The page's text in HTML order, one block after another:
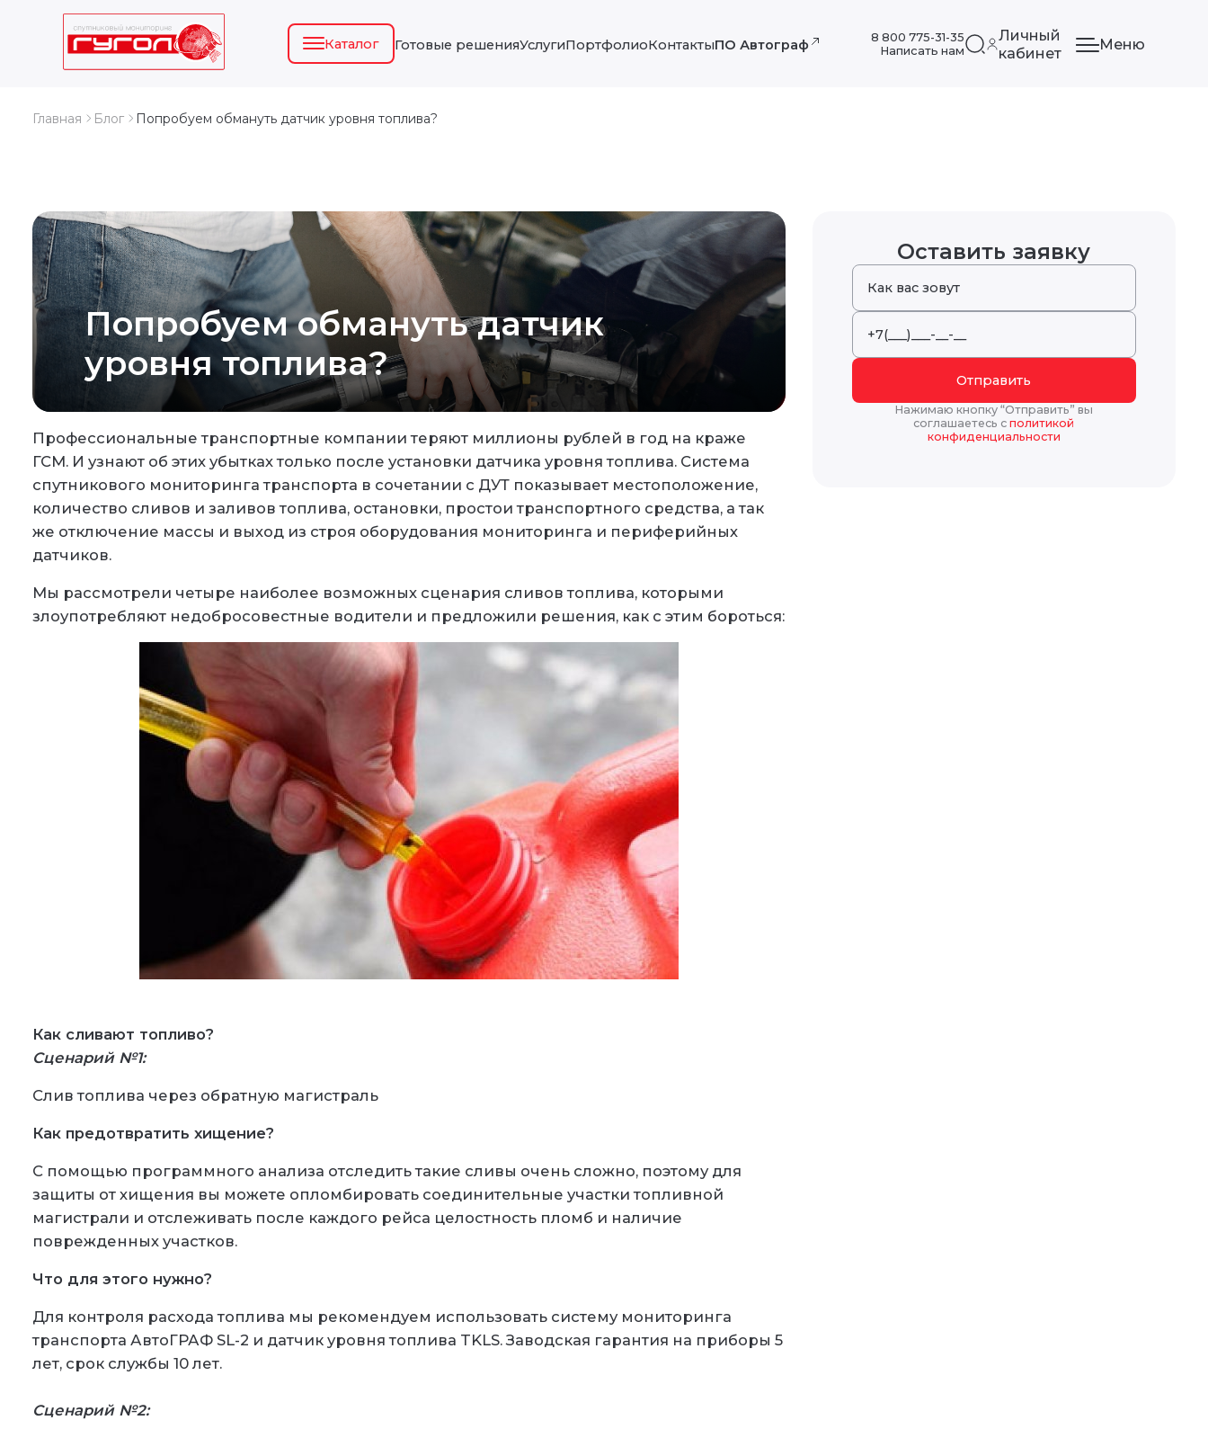
Каталог Готовые решенияУслугиПортфолиоКонтактыПО Автограф
8 800 775-31-35
Написать нам
Личный
кабинет
Меню
Главная Блог Попробуем обмануть датчик уровня топлива?
Попробуем обмануть датчик
уровня топлива?
Профессиональные транспортные компании теряют миллионы рублей в год на краже
ГСМ. И узнают об этих убытках только после установки датчика уровня топлива. Система
спутникового мониторинга транспорта в сочетании с ДУТ показывает местоположение,
количество сливов и заливов топлива, остановки, простои транспортного средства, а так
же отключение массы и выход из строя оборудования мониторинга и периферийных
датчиков.
Мы рассмотрели четыре наиболее возможных сценария сливов топлива, которыми
злоупотребляют недобросовестные водители и предложили решения, как с этим бороться:
Как сливают топливо?
Сценарий №1:
Слив топлива через обратную магистраль
Как предотвратить хищение?
С помощью программного анализа отследить такие сливы очень сложно, поэтому для
защиты от хищения вы можете опломбировать соединительные участки топливной
магистрали и отслеживать после каждого рейса целостность пломб и наличие
поврежденных участков.
Что для этого нужно?
Для контроля расхода топлива мы рекомендуем использовать систему мониторинга
транспорта АвтоГРАФ SL-2 и датчик уровня топлива TKLS. Заводская гарантия на приборы 5
лет, срок службы 10 лет.
Сценарий №2:
Оставить заявку
Отправить
Нажимаю кнопку “Отправить” вы
соглашаетесь сполитикой
конфиденциальности